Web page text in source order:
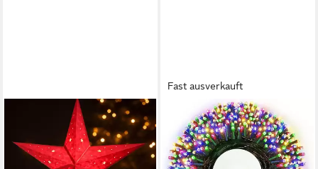
DASMÖBELWERK
LED Stern Weihnachtsstern
Dekostern Ø 60cm Stern rot
Papierstern hängend E14
Fast ausverkauft
OLLNY
LED-Lichterkette, 400-
flammig, 8 Modi, 4
Helligkeitsstufen, Innen &